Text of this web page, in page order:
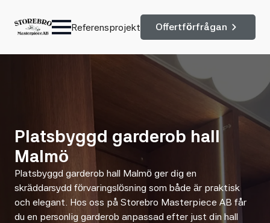
Referensprojekt Offertförfrågan
Platsbyggd garderob hall
Malmö
Platsbyggd garderob hall Malmö ger dig en
skräddarsydd förvaringslösning som både är praktisk
och elegant. Hos oss på Storebro Masterpiece AB får
du en personlig garderob anpassad efter just din hall